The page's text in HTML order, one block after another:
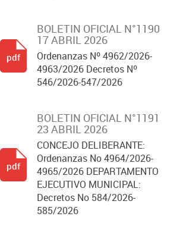
BOLETIN OFICIAL N°1190
17 ABRIL 2026
Ordenanzas Nº 4962/2026-
4963/2026 Decretos Nº
546/2026-547/2026
pdf
BOLETIN OFICIAL N°1191
23 ABRIL 2026
CONCEJO DELIBERANTE:
Ordenanzas No 4964/2026-
4965/2026 DEPARTAMENTO
EJECUTIVO MUNICIPAL:
Decretos No 584/2026-
585/2026
pdf